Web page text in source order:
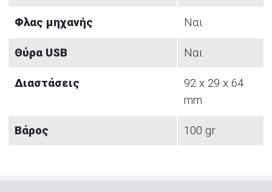
Φλας μηχανής Ναι
Θύρα USB Ναι
Διαστάσεις
92 x 29 x 64
mm
Βάρος 100 gr